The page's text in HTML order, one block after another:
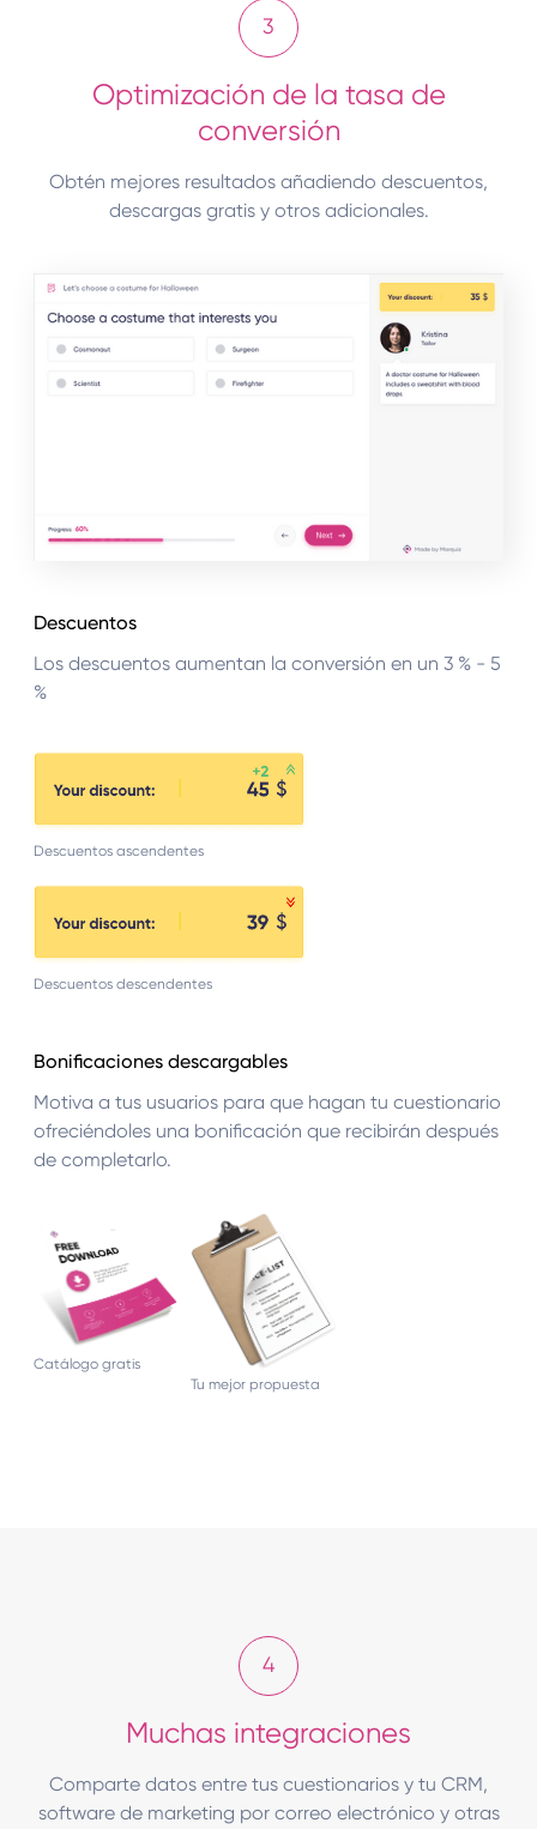
3
Optimización de la tasa de
conversión
Obtén mejores resultados añadiendo descuentos,
descargas gratis y otros adicionales.
Descuentos
Los descuentos aumentan la conversión en un 3 % - 5
%
Descuentos ascendentes
Descuentos descendentes
Bonificaciones descargables
Motiva a tus usuarios para que hagan tu cuestionario
ofreciéndoles una bonificación que recibirán después
de completarlo.
Catálogo gratis
Tu mejor propuesta
4
Muchas integraciones
Comparte datos entre tus cuestionarios y tu CRM,
software de marketing por correo electrónico y otras